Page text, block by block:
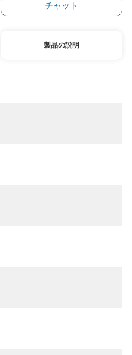
チャット
製品の説明